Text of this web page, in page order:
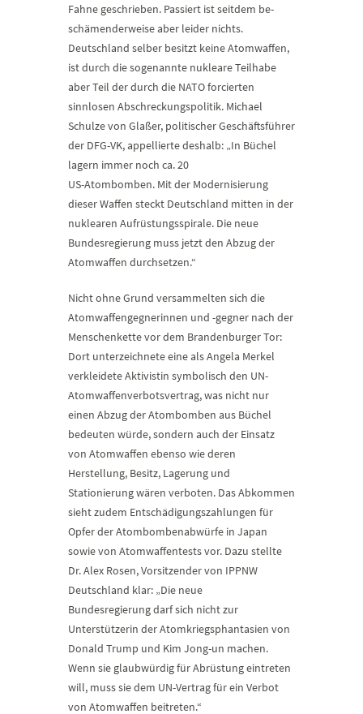
Fahne geschrieben. Passiert ist seitdem be­
schä­men­der­wei­se aber leider nichts.
Deutschland selber besitzt keine Atomwaffen,
ist durch die sogenannte nukleare Teilhabe
aber Teil der durch die NATO forcierten
sinnlosen Abschreckungspolitik. Michael
Schulze von Glaßer, politischer Geschäftsführer
der DFG-VK, appellierte deshalb: „In Büchel
lagern immer noch ca. 20
US-Atombomben. Mit der Modernisierung
dieser Waffen steckt Deutschland mitten in der
nuklearen Aufrüstungsspirale. Die neue
Bundesregierung muss jetzt den Abzug der
Atomwaffen durchsetzen.“
Nicht ohne Grund versammelten sich die
Atomwaffengegnerinnen und -gegner nach der
Menschenkette vor dem Brandenburger Tor:
Dort unterzeichnete eine als Angela Merkel
verkleidete Aktivistin symbolisch den UN-
Atomwaffenverbotsvertrag, was nicht nur
einen Abzug der Atombomben aus Büchel
bedeuten würde, sondern auch der Einsatz
von Atomwaffen ebenso wie deren
Herstellung, Besitz, Lagerung und
Stationierung wären verboten. Das Abkommen
sieht zudem Entschädigungszahlungen für
Opfer der Atombombenabwürfe in Japan
sowie von Atomwaffentests vor. Dazu stellte
Dr. Alex Rosen, Vorsitzender von IPPNW
Deutschland klar: „Die neue
Bundesregierung darf sich nicht zur
Unterstützerin der Atomkriegsphantasien von
Donald Trump und Kim Jong-un machen.
Wenn sie glaubwürdig für Abrüstung eintreten
will, muss sie dem UN-Vertrag für ein Verbot
von Atomwaffen beitreten.“